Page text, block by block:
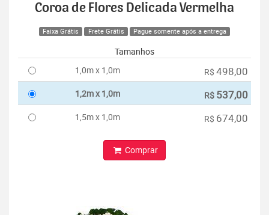
Coroa de Flores Delicada Vermelha
Faixa Grátis Frete Grátis Pague somente após a entrega
Tamanhos
1,0m x 1,0m
R$ 498,00
1,2m x 1,0m R$ 537,00
1,5m x 1,0m R$ 674,00
Comprar